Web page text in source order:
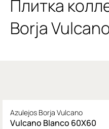
Плитка
Borja
Azulejos Borja Vulcano
Vulcano Blanco 60X60